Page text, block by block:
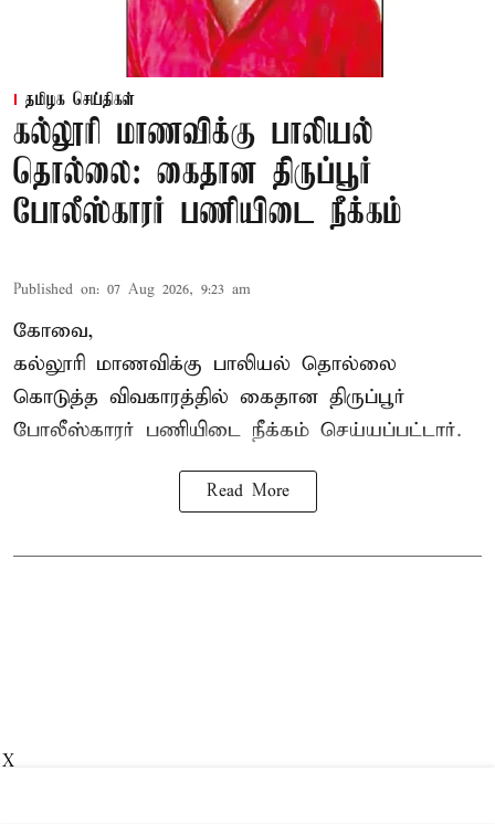
தமிழக செய்திகள்
கல்லூரி மாணவிக்கு பாலியல்
தொல்லை: கைதான திருப்பூர்
போலீஸ்காரர் பணியிடை நீக்கம்
Published on: 07 Aug 2026, 9:23 am
கோவை,
கல்லூரி மாணவிக்கு பாலியல் தொல்லை
கொடுத்த விவகாரத்தில் கைதான திருப்பூர்
போலீஸ்காரர் பணியிடை நீக்கம் செய்யப்பட்டார்.
Read More
X